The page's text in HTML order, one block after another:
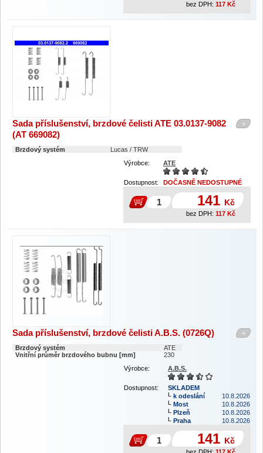
bez DPH: 117 Kč
+
Sada příslušenství, brzdové čelisti ATE 03.0137-9082
(AT 669082)
Brzdový systém
Lucas / TRW
Výrobce:
ATE
Dostupnost: DOČASNĚ NEDOSTUPNÉ
141 Kč
bez DPH: 117 Kč
+
Sada příslušenství, brzdové čelisti A.B.S. (0726Q)
Brzdový systém
ATE
Vnitřní průměr brzdového bubnu [mm]
230
Výrobce:
A.B.S.
Dostupnost:
SKLADEM
k odeslání
10.8.2026
Most
10.8.2026
Plzeň
10.8.2026
Praha
10.8.2026
141 Kč